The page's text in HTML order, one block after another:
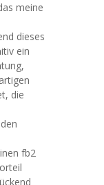
meine
dieses
ein
die
fb2